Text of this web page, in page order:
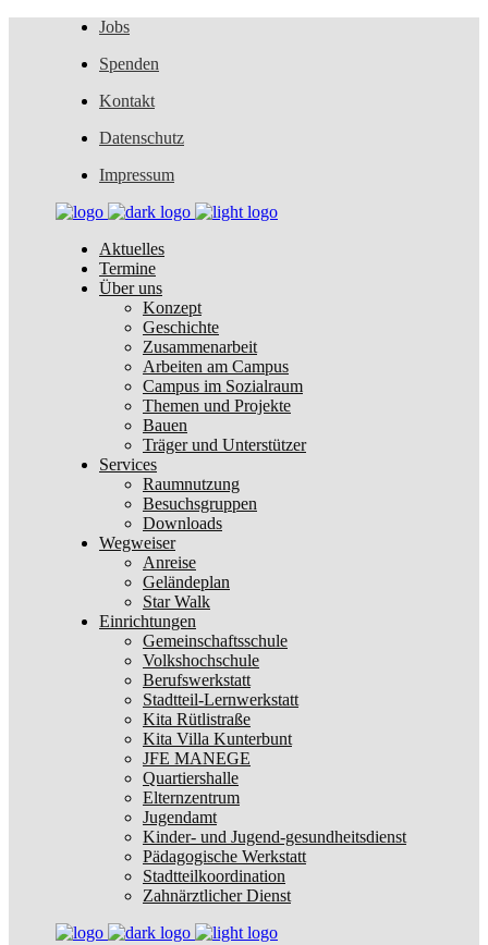
Jobs
Spenden
Kontakt
Datenschutz
Impressum
Aktuelles
Termine
Über uns
Konzept
Geschichte
Zusammenarbeit
Arbeiten am Campus
Campus im Sozialraum
Themen und Projekte
Bauen
Träger und Unterstützer
Services
Raumnutzung
Besuchsgruppen
Downloads
Wegweiser
Anreise
Geländeplan
Star Walk
Einrichtungen
Gemeinschaftsschule
Volkshochschule
Berufswerkstatt
Stadtteil-Lernwerkstatt
Kita Rütlistraße
Kita Villa Kunterbunt
JFE MANEGE
Quartiershalle
Elternzentrum
Jugendamt
Kinder- und Jugend-gesundheitsdienst
Pädagogische Werkstatt
Stadtteilkoordination
Zahnärztlicher Dienst